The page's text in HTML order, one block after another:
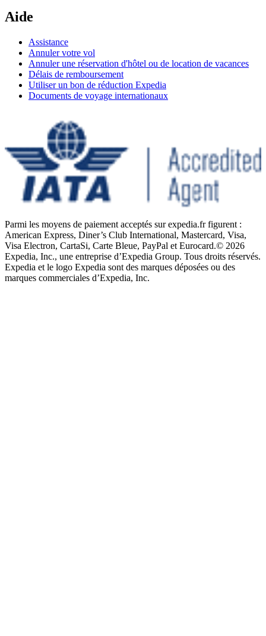
Aide
Assistance
Annuler votre vol
Annuler une réservation d'hôtel ou de location de vacances
Délais de remboursement
Utiliser un bon de réduction Expedia
Documents de voyage internationaux
Parmi les moyens de paiement acceptés sur expedia.fr figurent :
American Express, Diner’s Club International, Mastercard, Visa,
Visa Electron, CartaSi, Carte Bleue, PayPal et Eurocard.© 2026
Expedia, Inc., une entreprise d’Expedia Group. Tous droits réservés.
Expedia et le logo Expedia sont des marques déposées ou des
marques commerciales d’Expedia, Inc.